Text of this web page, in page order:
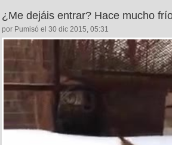
¿Me dejáis entrar? Hace mucho
por Pumisó el 30 dic 2015, 05:31